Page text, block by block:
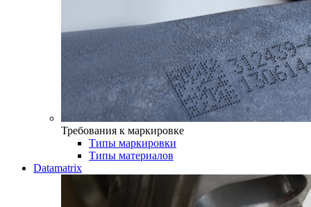
Требования к маркировке
Типы маркировки
Типы материалов
Datamatrix